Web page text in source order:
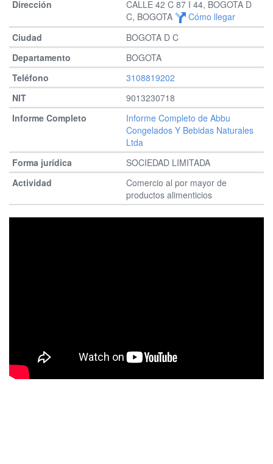
CALLE 42 C 87 I 44, BOGOTA D
C, BOGOTA
Cómo llegar
BOGOTA D C
BOGOTA
3108819202
9013230718
Informe Completo de Abbu
Congelados Y Bebidas Naturales
Ltda
SOCIEDAD LIMITADA
Comercio al por mayor de
productos alimenticios